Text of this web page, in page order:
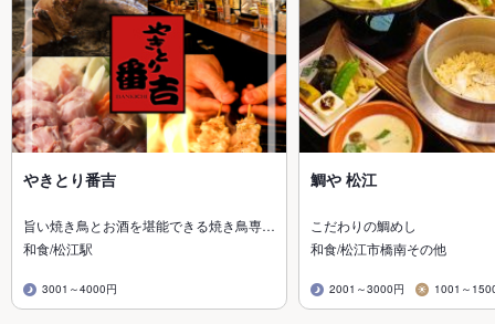
やきとり番吉
旨い焼き鳥とお酒を堪能できる焼き鳥専…
和食/松江駅
3001～4000円
鯛や 松江
こだわりの鯛めし
和食/松江市橋南その他
2001～3000円 1001～